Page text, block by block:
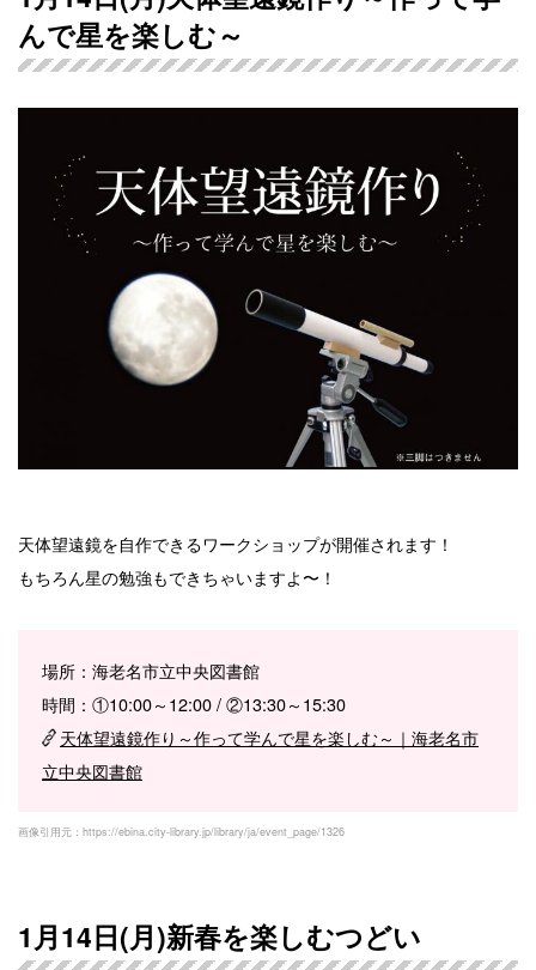
んで星を楽しむ～
天体望遠鏡を自作できるワークショップが開催されます！
もちろん星の勉強もできちゃいますよ〜！
場所：海老名市立中央図書館
時間：①10:00～12:00 / ②13:30～15:30
天体望遠鏡作り～作って学んで星を楽しむ～｜海老名市
立中央図書館
画像引用元：https://ebina.city-library.jp/library/ja/event_page/1326
1月14日(月)新春を楽しむつどい